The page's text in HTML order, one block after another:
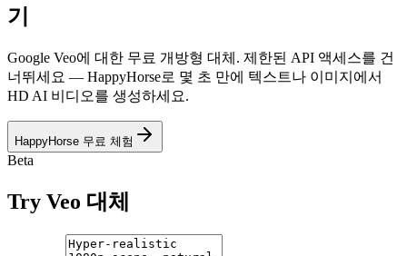
기
Google Veo에 대한 무료 개방형 대체. 제한된 API 액세스를 건
너뛰세요 — HappyHorse로 몇 초 만에 텍스트나 이미지에서
HD AI 비디오를 생성하세요.
HappyHorse 무료 체험
Beta
Try Veo 대체